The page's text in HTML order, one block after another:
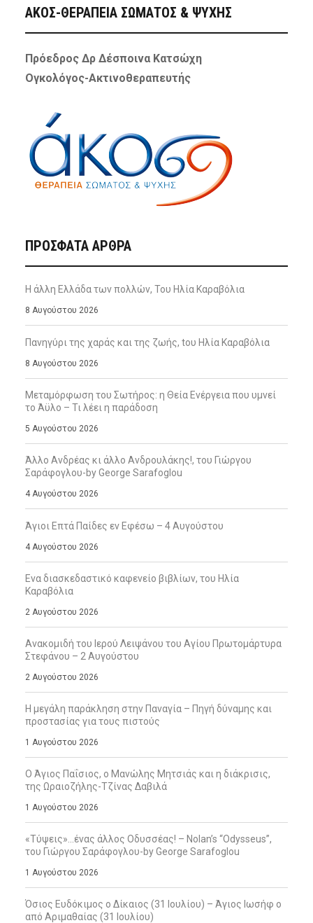
ΑΚΟΣ-ΘΕΡΑΠΕΙΑ ΣΩΜΑΤΟΣ & ΨΥΧΗΣ
Πρόεδρος Δρ Δέσποινα Κατσώχη
Ογκολόγος-Ακτινοθεραπευτής
ΠΡΌΣΦΑΤΑ ΆΡΘΡΑ
Η άλλη Ελλάδα των πολλών, Του Ηλία Καραβόλια
8 Αυγούστου 2026
Πανηγύρι της χαράς και της ζωής, tου Ηλία Καραβόλια
8 Αυγούστου 2026
Μεταμόρφωση του Σωτήρος: η Θεία Ενέργεια που υμνεί
το Άϋλο – Τι λέει η παράδοση
5 Αυγούστου 2026
Άλλο Ανδρέας κι άλλο Ανδρουλάκης!, του Γιώργου
Σαράφογλου-by George Sarafoglou
4 Αυγούστου 2026
Άγιοι Επτά Παίδες εν Εφέσω – 4 Αυγούστου
4 Αυγούστου 2026
Ενα διασκεδαστικό καφενείο βιβλίων, του Ηλία
Καραβόλια
2 Αυγούστου 2026
Ανακομιδή του Ιερού Λειψάνου του Αγίου Πρωτομάρτυρα
Στεφάνου – 2 Αυγούστου
2 Αυγούστου 2026
Η μεγάλη παράκληση στην Παναγία – Πηγή δύναμης και
προστασίας για τους πιστούς
1 Αυγούστου 2026
Ο Άγιος Παΐσιος, ο Μανώλης Μητσιάς και η διάκρισις,
της Ωραιοζήλης-Τζίνας Δαβιλά
1 Αυγούστου 2026
«Τύψεις»…ένας άλλος Οδυσσέας! – Nolan’s “Odysseus”,
του Γιώργου Σαράφογλου-by George Sarafoglou
1 Αυγούστου 2026
Όσιος Ευδόκιμος ο Δίκαιος (31 Ιουλίου) – Άγιος Ιωσήφ ο
από Αριμαθαίας (31 Ιουλίου)